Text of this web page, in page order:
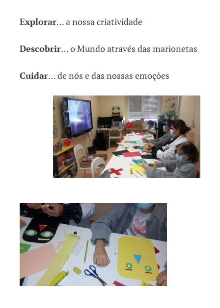
Explorar… a nossa criatividade
Descobrir… o Mundo através das marionetas
Cuidar… de nós e das nossas emoções